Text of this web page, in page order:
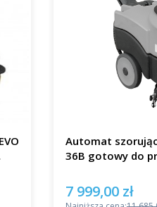
Automat
36B gotowy do
Cena promocyjna
7 999,00 zł